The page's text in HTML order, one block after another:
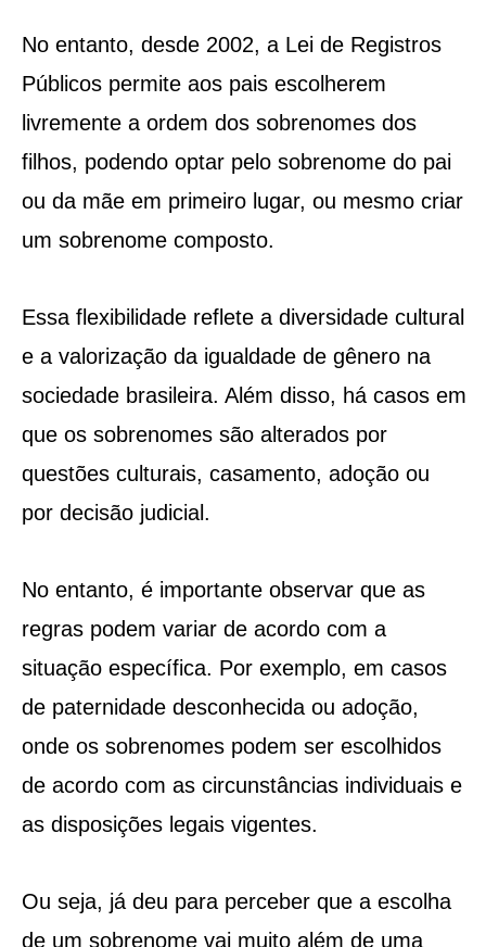
No entanto, desde 2002, a Lei de Registros
Públicos permite aos pais escolherem
livremente a ordem dos sobrenomes dos
filhos, podendo optar pelo sobrenome do pai
ou da mãe em primeiro lugar, ou mesmo criar
um sobrenome composto.
Essa flexibilidade reflete a diversidade cultural
e a valorização da igualdade de gênero na
sociedade brasileira. Além disso, há casos em
que os sobrenomes são alterados por
questões culturais, casamento, adoção ou
por decisão judicial.
No entanto, é importante observar que as
regras podem variar de acordo com a
situação específica. Por exemplo, em casos
de paternidade desconhecida ou adoção,
onde os sobrenomes podem ser escolhidos
de acordo com as circunstâncias individuais e
as disposições legais vigentes.
Ou seja, já deu para perceber que a escolha
de um sobrenome vai muito além de uma